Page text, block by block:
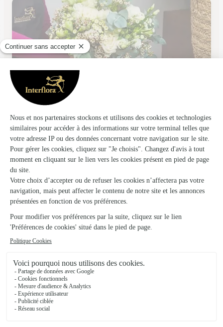
Fleurs Vagabondes
Vire Normandie
3 rue d'aignaux
Voir la boutique
Dubois Fleurs
St James
★★★★★4.7 (16)
10 rue du Theil
Voir la boutique